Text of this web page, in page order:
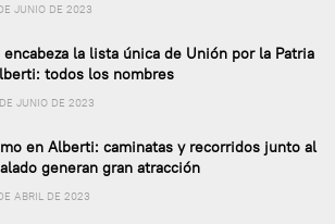
JUNIO DE 2023
encabeza la lista única de Unión por la Patria
todos los nombres
JUNIO DE 2023
en Alberti: caminatas y recorridos junto al
generan gran atracción
ABRIL DE 2023